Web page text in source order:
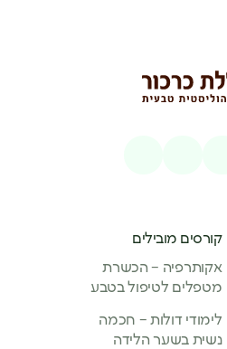
קורסים מובילים
אקותרפיה – הכשרת
מטפלים לטיפול בטבע
לימודי דולות – חכמה
נשית בשער הלידה